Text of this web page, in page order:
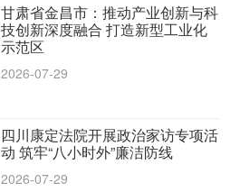
甘肃省金昌市：推动产业创新与科
技创新深度融合 打造新型工业化
示范区
2026-07-29
四川康定法院开展政治家访专项活
动 筑牢“八小时外”廉洁防线
2026-07-29